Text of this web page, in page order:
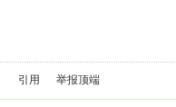
引用 举报顶端